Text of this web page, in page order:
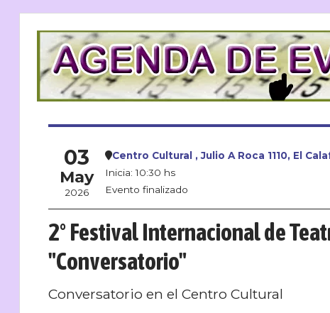
2° Festival Internacional de
"Conversatorio"
Conversatorio en el Centro Cultural
03
May
2026
Centro Cultural , Julio A Roca 1110, El
Inicia: 10:30 hs
Evento finalizado